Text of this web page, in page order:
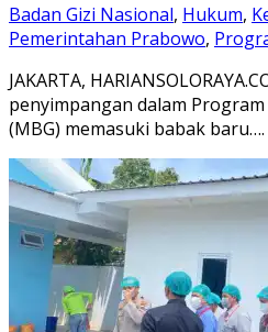
Badan Gizi Nasional, Hukum,
Pemerintahan Prabowo,
JAKARTA,
penyimpangan dalam
(MBG) memasuki babak baru….